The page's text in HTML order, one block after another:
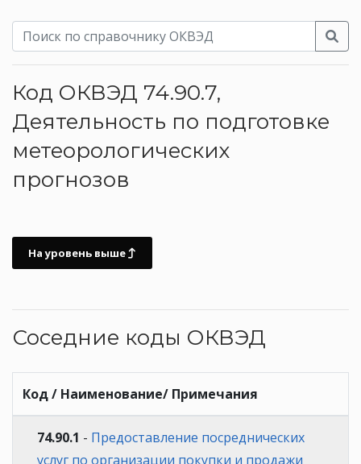
Код ОКВЭД 74.90.7,
Деятельность по подготовке
метеорологических
прогнозов
На уровень выше
Соседние коды ОКВЭД
Код / Наименование/ Примечания
74.90.1 - Предоставление посреднических
услуг по организации покупки и продажи